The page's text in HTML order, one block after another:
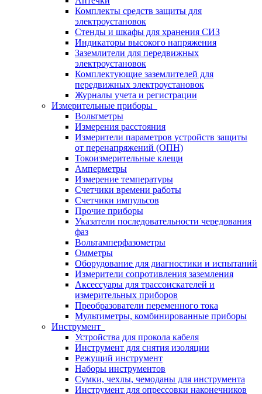
Комплекты средств защиты для
электроустановок
Стенды и шкафы для хранения СИЗ
Индикаторы высокого напряжения
Заземлители для передвижных
электроустановок
Комплектующие заземлителей для
передвижных электроустановок
Журналы учета и регистрации
Измерительные приборы
Вольтметры
Измерения расстояния
Измерители параметров устройств защиты
от перенапряжений (ОПН)
Токоизмерительные клещи
Амперметры
Измерение температуры
Счетчики времени работы
Счетчики импульсов
Прочие приборы
Указатели последовательности чередования
фаз
Вольтамперфазометры
Омметры
Оборудование для диагностики и испытаний
Измерители сопротивления заземления
Аксессуары для трассоискателей и
измерительных приборов
Преобразователи переменного тока
Мультиметры, комбинированные приборы
Инструмент
Устройства для прокола кабеля
Инструмент для снятия изоляции
Режущий инструмент
Наборы инструментов
Сумки, чехлы, чемоданы для инструмента
Инструмент для опрессовки наконечников